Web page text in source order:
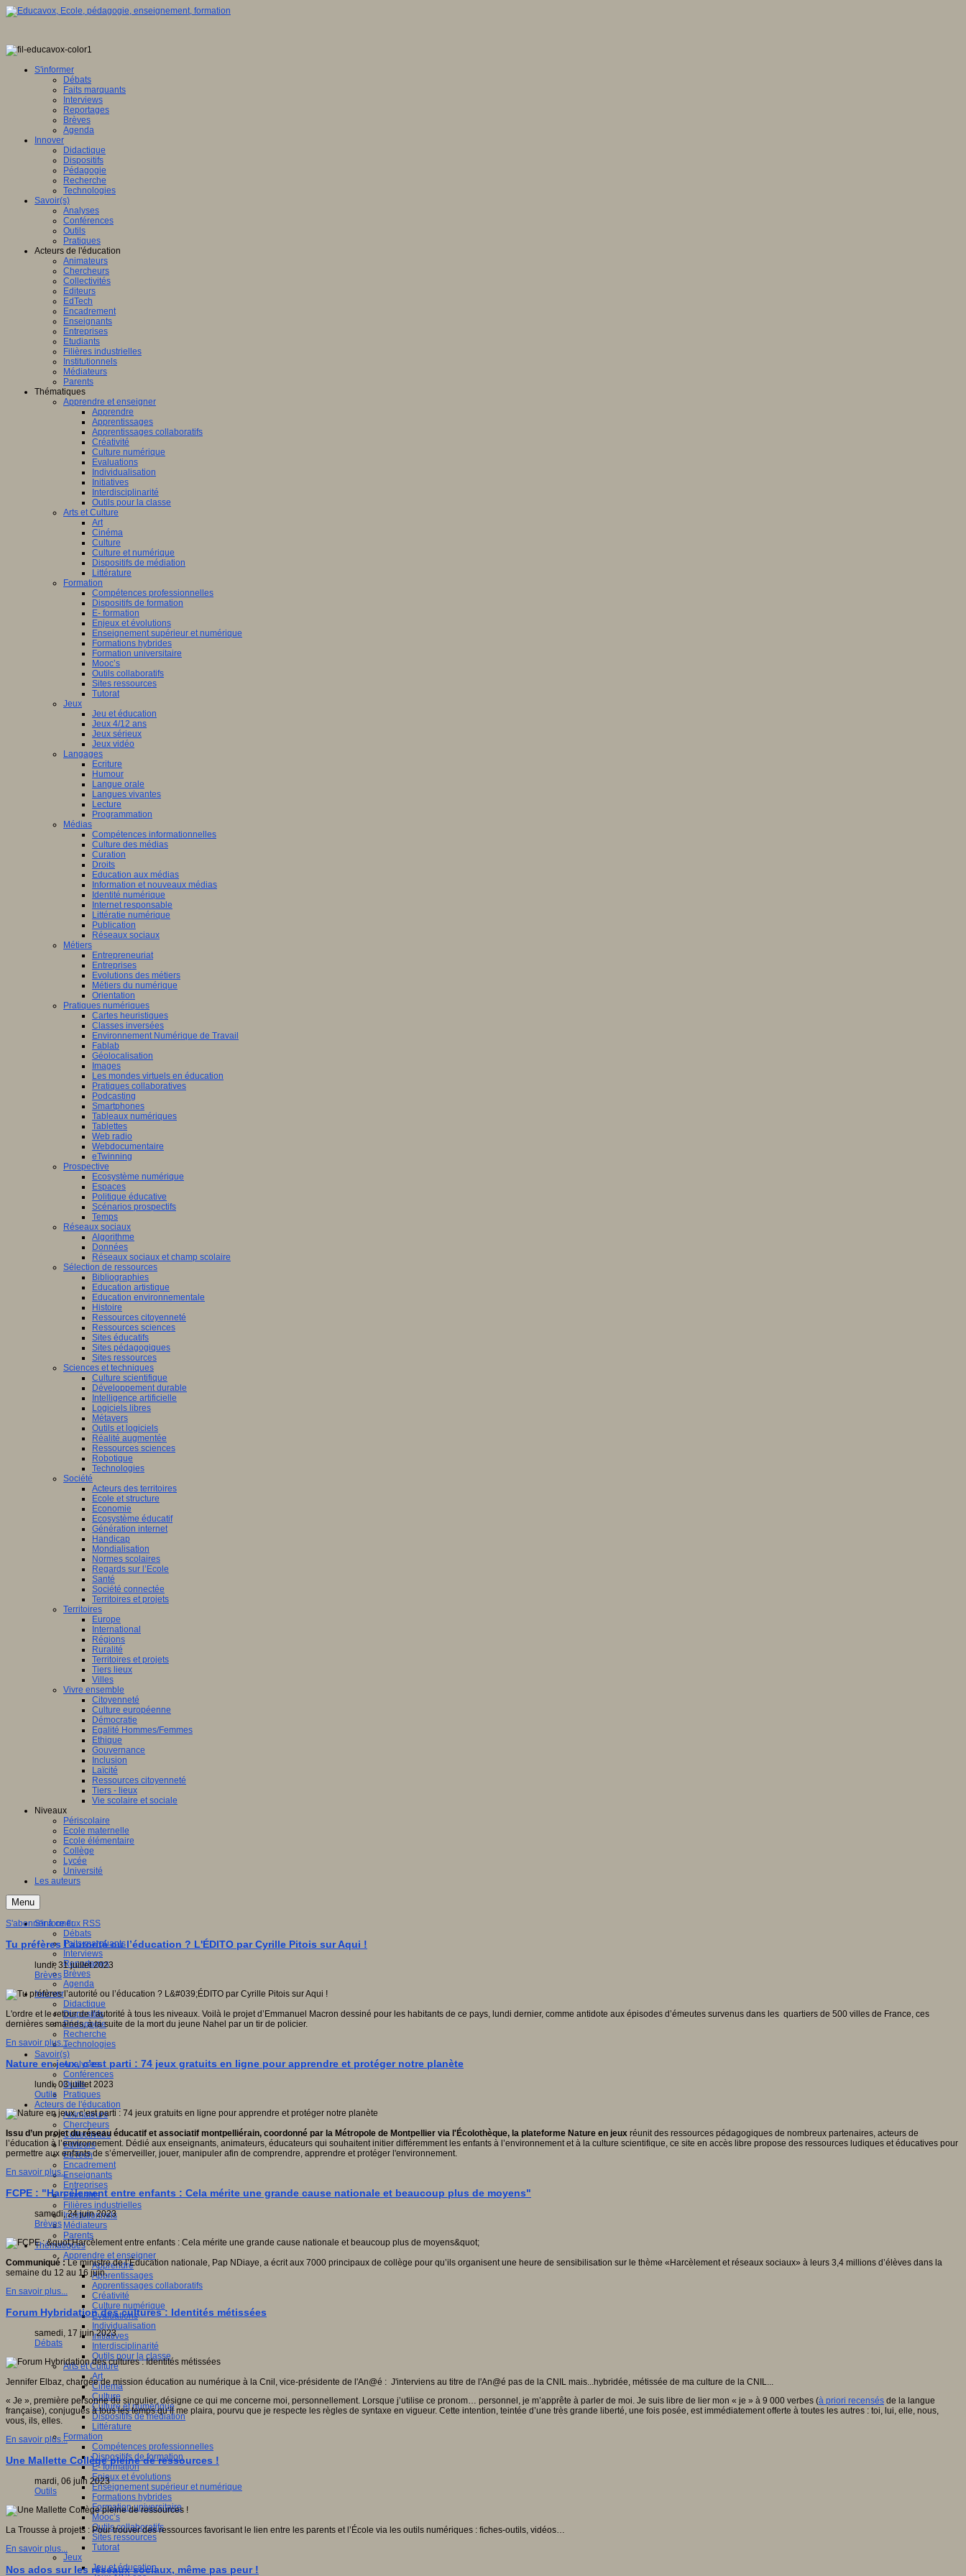
S'informer
Débats
Faits marquants
Interviews
Reportages
Brèves
Agenda
Innover
Didactique
Dispositifs
Pédagogie
Recherche
Technologies
Savoir(s)
Analyses
Conférences
Outils
Pratiques
Acteurs de l'éducation
Animateurs
Chercheurs
Collectivités
Editeurs
EdTech
Encadrement
Enseignants
Entreprises
Etudiants
Filières industrielles
Institutionnels
Médiateurs
Parents
Thématiques
Apprendre et enseigner
Apprendre
Apprentissages
Apprentissages collaboratifs
Créativité
Culture numérique
Evaluations
Individualisation
Initiatives
Interdisciplinarité
Outils pour la classe
Arts et Culture
Art
Cinéma
Culture
Culture et numérique
Dispositifs de médiation
Littérature
Formation
Compétences professionnelles
Dispositifs de formation
E- formation
Enjeux et évolutions
Enseignement supérieur et numérique
Formations hybrides
Formation universitaire
Mooc’s
Outils collaboratifs
Sites ressources
Tutorat
Jeux
Jeu et éducation
Jeux 4/12 ans
Jeux sérieux
Jeux vidéo
Langages
Ecriture
Humour
Langue orale
Langues vivantes
Lecture
Programmation
Médias
Compétences informationnelles
Culture des médias
Curation
Droits
Education aux médias
Information et nouveaux médias
Identité numérique
Internet responsable
Littératie numérique
Publication
Réseaux sociaux
Métiers
Entrepreneuriat
Entreprises
Evolutions des métiers
Métiers du numérique
Orientation
Pratiques numériques
Cartes heuristiques
Classes inversées
Environnement Numérique de Travail
Fablab
Géolocalisation
Images
Les mondes virtuels en éducation
Pratiques collaboratives
Podcasting
Smartphones
Tableaux numériques
Tablettes
Web radio
Webdocumentaire
eTwinning
Prospective
Ecosystème numérique
Espaces
Politique éducative
Scénarios prospectifs
Temps
Réseaux sociaux
Algorithme
Données
Réseaux sociaux et champ scolaire
Sélection de ressources
Bibliographies
Education artistique
Education environnementale
Histoire
Ressources citoyenneté
Ressources sciences
Sites éducatifs
Sites pédagogiques
Sites ressources
Sciences et techniques
Culture scientifique
Développement durable
Intelligence artificielle
Logiciels libres
Métavers
Outils et logiciels
Réalité augmentée
Ressources sciences
Robotique
Technologies
Société
Acteurs des territoires
Ecole et structure
Economie
Ecosystème éducatif
Génération internet
Handicap
Mondialisation
Normes scolaires
Regards sur l’Ecole
Santé
Société connectée
Territoires et projets
Territoires
Europe
International
Régions
Ruralité
Territoires et projets
Tiers lieux
Villes
Vivre ensemble
Citoyenneté
Culture européenne
Démocratie
Egalité Hommes/Femmes
Ethique
Gouvernance
Inclusion
Laïcité
Ressources citoyenneté
Tiers - lieux
Vie scolaire et sociale
Niveaux
Périscolaire
Ecole maternelle
Ecole élémentaire
Collège
Lycée
Université
Les auteurs
Menu
S'informer
Débats
Faits marquants
Interviews
Reportages
Brèves
Agenda
Innover
Didactique
Dispositifs
Pédagogie
Recherche
Technologies
Savoir(s)
Analyses
Conférences
Outils
Pratiques
Acteurs de l'éducation
Animateurs
Chercheurs
Collectivités
Editeurs
EdTech
Encadrement
Enseignants
Entreprises
Etudiants
Filières industrielles
Institutionnels
Médiateurs
Parents
Thématiques
Apprendre et enseigner
Apprendre
Apprentissages
Apprentissages collaboratifs
Créativité
Culture numérique
Evaluations
Individualisation
Initiatives
Interdisciplinarité
Outils pour la classe
Arts et Culture
Art
Cinéma
Culture
Culture et numérique
Dispositifs de médiation
Littérature
Formation
Compétences professionnelles
Dispositifs de formation
E- formation
Enjeux et évolutions
Enseignement supérieur et numérique
Formations hybrides
Formation universitaire
Mooc’s
Outils collaboratifs
Sites ressources
Tutorat
Jeux
Jeu et éducation
S'abonner à ce flux RSS
Tu préfères l’autorité ou l’éducation ? L'ÉDITO par Cyrille Pitois sur Aqui !
lundi, 31 juillet 2023
Brèves
L'ordre et le retour de l’autorité à tous les niveaux. Voilà le projet d’Emmanuel Macron dessiné pour les habitants de ce pays, lundi dernier, comme antidote aux épisodes d’émeutes survenus dans les quartiers de 500 villes de France, ces
dernières semaines, à la suite de la mort du jeune Nahel par un tir de policier.
En savoir plus...
Nature en jeux, c’est parti : 74 jeux gratuits en ligne pour apprendre et protéger notre planète
lundi, 03 juillet 2023
Outils
Issu d’un projet du réseau éducatif et associatif montpelliérain, coordonné par la Métropole de Montpellier via l'Écolothèque, la plateforme Nature en jeux réunit des ressources pédagogiques de nombreux partenaires, acteurs de
l’éducation à l’environnement. Dédié aux enseignants, animateurs, éducateurs qui souhaitent initier différemment les enfants à l’environnement et à la culture scientifique, ce site en accès libre propose des ressources ludiques et éducatives pour
permettre aux enfants de s’émerveiller, jouer, manipuler afin de comprendre, apprendre et protéger l'environnement.
En savoir plus...
FCPE : "Harcèlement entre enfants : Cela mérite une grande cause nationale et beaucoup plus de moyens"
samedi, 24 juin 2023
Brèves
Communiqué :Le ministre de l’Éducation nationale, Pap NDiaye, a écrit aux 7000 principaux de collège pour qu’ils organisent une heure de sensibilisation sur le thème «Harcèlement et réseaux sociaux» à leurs 3,4 millions d’élèves dans la
semaine du 12 au 16 juin.
En savoir plus...
Forum Hybridation des cultures : Identités métissées
samedi, 17 juin 2023
Débats
Jennifer Elbaz, chargée de mission éducation au numérique à la Cnil, vice-présidente de l'An@é : J'interviens au titre de l'An@é pas de la CNIL mais...hybridée, métissée de ma culture de la CNIL...
« Je », première personne du singulier, désigne ce qui me concerne moi, personnellement. Lorsque j’utilise ce pronom… personnel, je m’apprête à parler de moi. Je suis libre de lier mon « je » à 9 000 verbes (à priori recensés de la langue
française), conjugués à tous les temps qu’il me plaira, pourvu que je respecte les règles de syntaxe en vigueur. Cette intention, teintée d’une très grande liberté, une fois posée, est immédiatement offerte à toutes les autres : toi, lui, elle, nous,
vous, ils, elles.
En savoir plus...
Une Mallette Collège pleine de ressources !
mardi, 06 juin 2023
Outils
La Trousse à projets : Pour trouver des ressources favorisant le lien entre les parents et l’École via les outils numériques : fiches-outils, vidéos…
En savoir plus...
Nos ados sur les réseaux sociaux, même pas peur !